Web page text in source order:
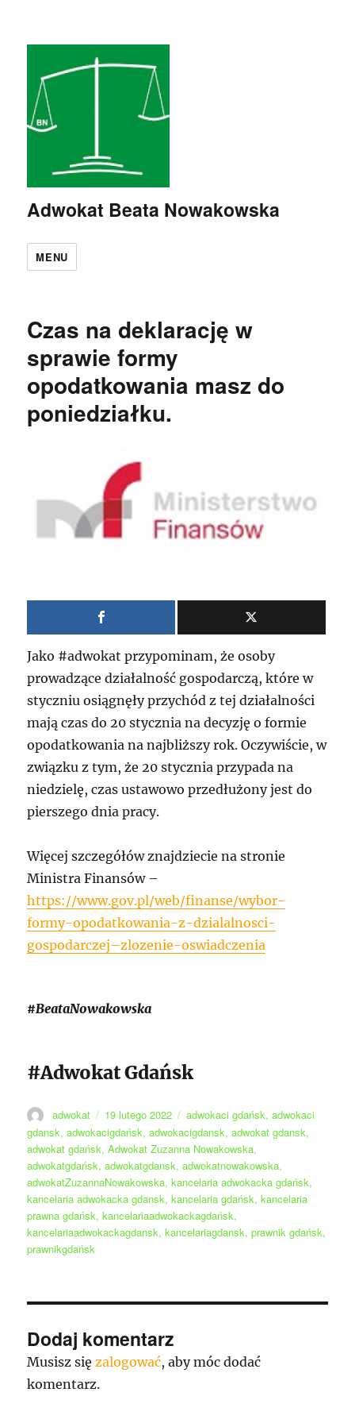
Adwokat Beata Nowakowska
MENU
Czas na deklarację w
sprawie formy
opodatkowania masz do
poniedziałku.
Jako #adwokat przypominam, że osoby
prowadzące działalność gospodarczą, które w
styczniu osiągnęły przychód z tej działalności
mają czas do 20 stycznia na decyzję o formie
opodatkowania na najbliższy rok. Oczywiście, w
związku z tym, że 20 stycznia przypada na
niedzielę, czas ustawowo przedłużony jest do
pierszego dnia pracy.
Więcej szczegółów znajdziecie na stronie
Ministra Finansów –
https://www.gov.pl/web/finanse/wybor-
formy-opodatkowania-z-dzialalnosci-
gospodarczej–zlozenie-oswiadczenia
#BeataNowakowska
#Adwokat Gdańsk
Autor
adwokat
Data
publikacji
19 lutego 2022 Tagi
adwokaci gdańsk,adwokaci
gdansk,adwokacigdańsk,adwokacigdansk,adwokat gdansk,
adwokat gdańsk,Adwokat Zuzanna Nowakowska,
adwokatgdańsk,adwokatgdansk,adwokatnowakowska,
adwokatZuzannaNowakowska,kancelaria adwokacka gdańsk,
kancelaria adwokacka gdansk,kancelaria gdańsk,kancelaria
prawna gdańsk,kancelariaadwokackagdańsk,
kancelariaadwokackagdansk,kancelariagdansk,prawnik gdańsk,
prawnikgdańsk
Dodaj komentarz
Musisz sięzalogować, aby móc dodać
komentarz.